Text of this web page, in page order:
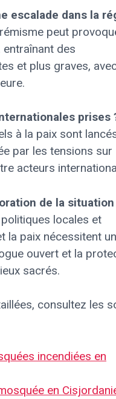
escalade dans la
peut
des
et plus graves,
prises
à la paix sont
par les tensions sur
acteurs
de la situation
locales et
la paix nécessitent un
ouvert et la
sacrés.
consultez les
incendiées en
en